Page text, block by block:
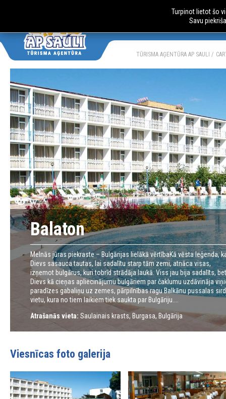
AUTOBUSU
TŪRISMA AĢENTŪRA AP SAULI
Balaton
Melnās jūras piekraste – Bulgārijas lielākā vērtībaKā vēsta leģenda,
Dievs sasauca tautas, lai sadalītu starp tām zemi, atnāca visas,
izņemot bulgārus, kuri tobrīd strādāja laukā. Viss jau bija sadalīts, bet
Dievs kā cieņas apliecinājumu bulgāriem par čaklumu uzdāvināja
paradīzes gabaliņu uz zemes, pārpilnības ragu Balkānu pussalas
vietu, kura no tiem laikiem tiek saukta par Bulgāriju....
Atrašanās vieta: Saulainais krasts, Burgasa, Bulgārija
Viesnīcas foto galerija
Turpinot lietot šo
Savu